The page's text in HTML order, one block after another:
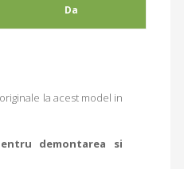
Da
la acest model in
demontarea si